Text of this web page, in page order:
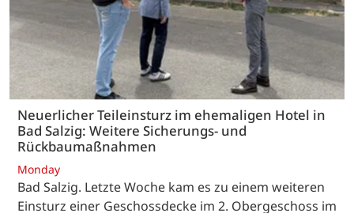
Neuerlicher Teileinsturz im ehemaligen Hotel in
Bad Salzig: Weitere Sicherungs- und
Rückbaumaßnahmen
Monday
Bad Salzig. Letzte Woche kam es zu einem weiteren
Einsturz einer Geschossdecke im 2. Obergeschoss im